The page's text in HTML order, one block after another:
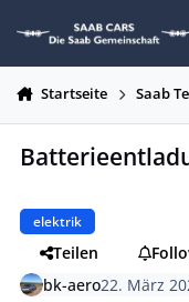
Startseite Saab
elektrik
Teilen
bk-aero22. März